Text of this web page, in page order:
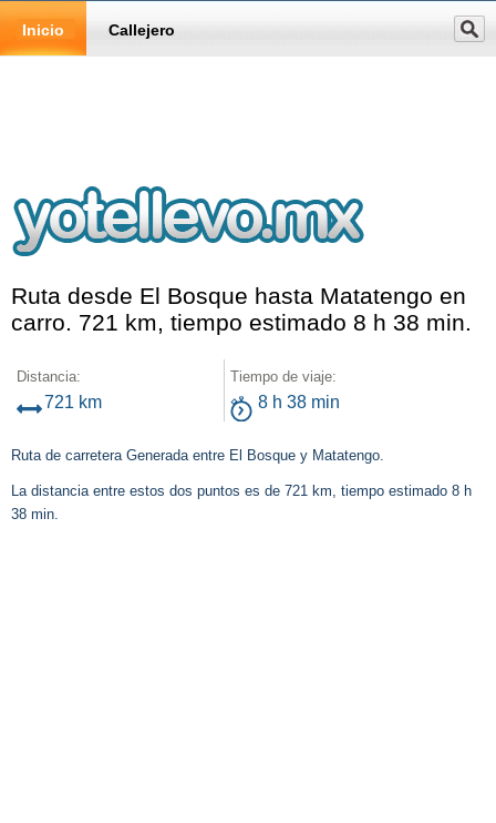
Inicio Callejero
Ruta desde El Bosque hasta Matatengo en
carro. 721 km, tiempo estimado 8 h 38 min.
Distancia:
721 km
Tiempo de viaje:
8 h 38 min
Ruta de carretera Generada entre El Bosque y Matatengo.
La distancia entre estos dos puntos es de 721 km, tiempo estimado 8 h
38 min.